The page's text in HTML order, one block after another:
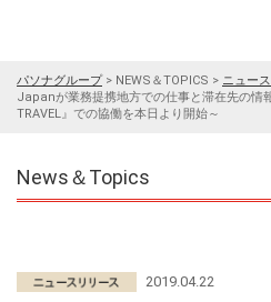
パソナグループ> NEWS＆TOPICS > ニュー
Japanが業務提携地方での仕事と滞在先の情
TRAVEL』での協働を本日より開始～
News＆Topics
2019.04.22